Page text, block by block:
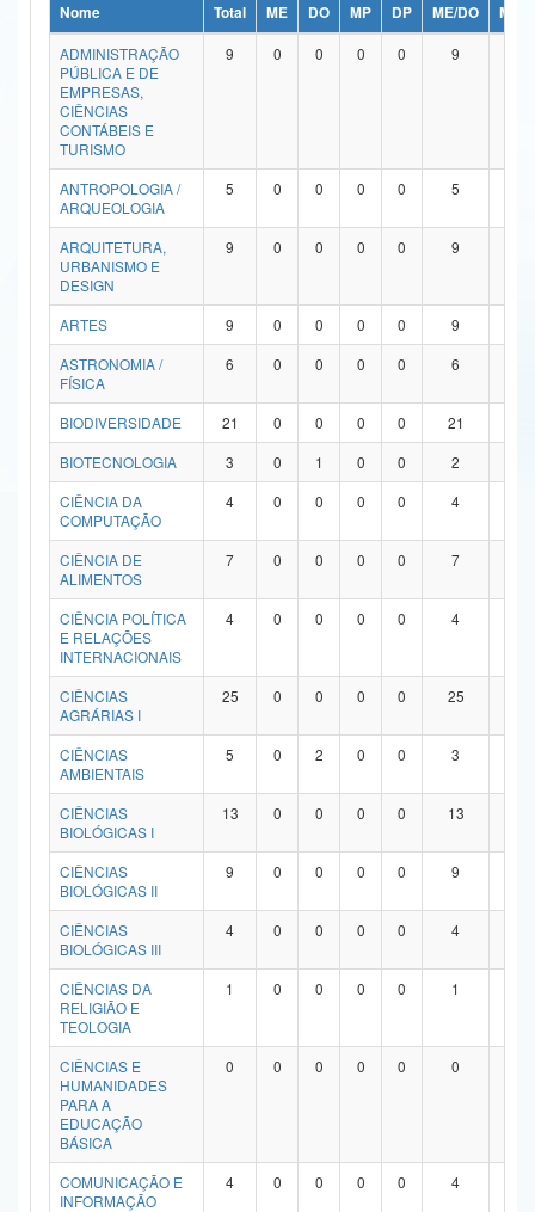
Ministério da Ciência, Tecnologia, Inovações e Comunicações
Ministério do Meio Ambiente
Ministério do Turismo
Ministério do Desenvolvimento Regional
Controladoria-Geral da União
Ministério da Mulher, da Família e dos Direitos Humanos
Secretaria de Governo
Advocacia-Geral da União
Banco Central do Brasil
Nome Total ME DO MP DP ME/DO
MP/
ADMINISTRAÇÃO
PÚBLICA E DE
EMPRESAS,
CIÊNCIAS
CONTÁBEIS E
TURISMO
9 0 0 0 0 9
ANTROPOLOGIA /
ARQUEOLOGIA
5 0 0 0 0 5
ARQUITETURA,
URBANISMO E
DESIGN
9 0 0 0 0 9
ARTES 9 0 0 0 0 9
ASTRONOMIA /
FÍSICA
6 0 0 0 0 6
BIODIVERSIDADE 21 0 0 0 0 21
BIOTECNOLOGIA
3 0 1 0 0 2
CIÊNCIA DA
COMPUTAÇÃO
4 0 0 0 0 4
CIÊNCIA DE
ALIMENTOS
7 0 0 0 0 7
CIÊNCIA POLÍTICA
E RELAÇÕES
INTERNACIONAIS
4 0 0 0 0 4
CIÊNCIAS
AGRÁRIAS I
25 0 0 0 0 25
CIÊNCIAS
AMBIENTAIS
5 0 2 0 0 3
CIÊNCIAS
BIOLÓGICAS I
13 0 0 0 0 13
CIÊNCIAS
BIOLÓGICAS II
9 0 0 0 0 9
CIÊNCIAS
BIOLÓGICAS III
4 0 0 0 0 4
CIÊNCIAS DA
RELIGIÃO E
TEOLOGIA
1 0 0 0 0 1
CIÊNCIAS E
HUMANIDADES
PARA A
EDUCAÇÃO
BÁSICA
0 0 0 0 0 0
COMUNICAÇÃO E
INFORMAÇÃO
4 0 0 0 0 4